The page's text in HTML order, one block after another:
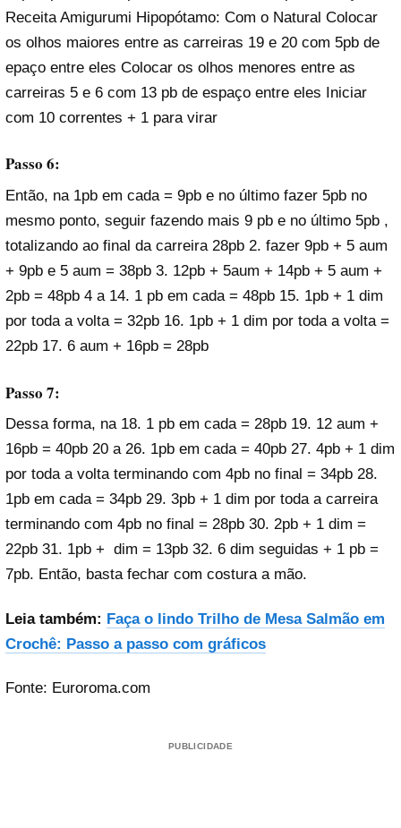
Receita Amigurumi Hipopótamo: Com o Natural Colocar
os olhos maiores entre as carreiras 19 e 20 com 5pb de
epaço entre eles Colocar os olhos menores entre as
carreiras 5 e 6 com 13 pb de espaço entre eles Iniciar
com 10 correntes + 1 para virar
Passo 6:
Então, na 1pb em cada = 9pb e no último fazer 5pb no
mesmo ponto, seguir fazendo mais 9 pb e no último 5pb ,
totalizando ao final da carreira 28pb 2. fazer 9pb + 5 aum
+ 9pb e 5 aum = 38pb 3. 12pb + 5aum + 14pb + 5 aum +
2pb = 48pb 4 a 14. 1 pb em cada = 48pb 15. 1pb + 1 dim
por toda a volta = 32pb 16. 1pb + 1 dim por toda a volta =
22pb 17. 6 aum + 16pb = 28pb
Passo 7:
Dessa forma, na 18. 1 pb em cada = 28pb 19. 12 aum +
16pb = 40pb 20 a 26. 1pb em cada = 40pb 27. 4pb + 1 dim
por toda a volta terminando com 4pb no final = 34pb 28.
1pb em cada = 34pb 29. 3pb + 1 dim por toda a carreira
terminando com 4pb no final = 28pb 30. 2pb + 1 dim =
22pb 31. 1pb + dim = 13pb 32. 6 dim seguidas + 1 pb =
7pb. Então, basta fechar com costura a mão.
Leia também: Faça o lindo Trilho de Mesa Salmão em
Crochê: Passo a passo com gráficos
Fonte: Euroroma.com
PUBLICIDADE